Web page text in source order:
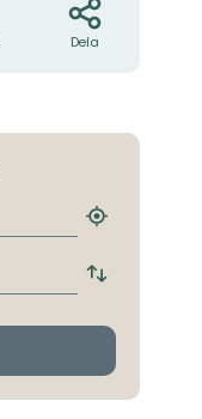
Dela
Hitta
hållplats
Byt
och